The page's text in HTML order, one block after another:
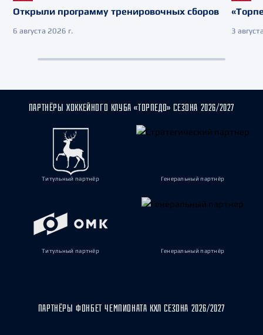
Открыли программу тренировочных сборов
6 августа 2026 г. 3
ПАРТНЁРЫ ХОККЕЙНОГО КЛУБА «ТОРПЕДО» СЕЗОНА 2026/2027
Титульный партнёр Генеральный партнёр
Титульный партнёр Генеральный партнёр
ПАРТНЁРЫ ФОНБЕТ ЧЕМПИОНАТА КХЛ СЕЗОНА 2026/2027